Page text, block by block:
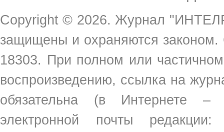
Copyright © 2026. Журнал
защищены и охраняются
18303. При полном или
воспроизведению, ссылка на
обязательна (в Интернете
электронной почты